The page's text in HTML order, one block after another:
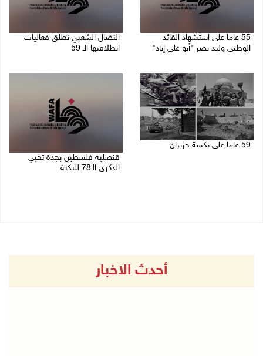
55 عاماً على استشهاد القائد
الوطني وليد نصر "أبو علي إياد"
النضال الشعبي تطلق فعاليات
انطلاقتها الـ 59
59 عاما على نكسة حزيران
قنصلية فلسطين بجدة تحيي
الذكرى الـ78 للنكبة
أحدث الاخبار